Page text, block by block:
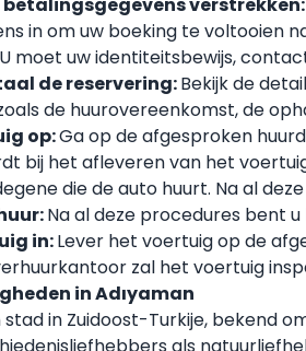
in om uw boeking te voltooien
moet uw identiteitsbewijs,
de reservering:Bekijk de
de huurovereenkomst, de
op:Ga op de afgesproken
bij het afleveren van het
die de auto huurt. Na al
Na al deze procedures bent
in:Lever het voertuig op de
zal het voertuig
in Adıyaman
stad in Zuidoost-Turkije, bekend
als